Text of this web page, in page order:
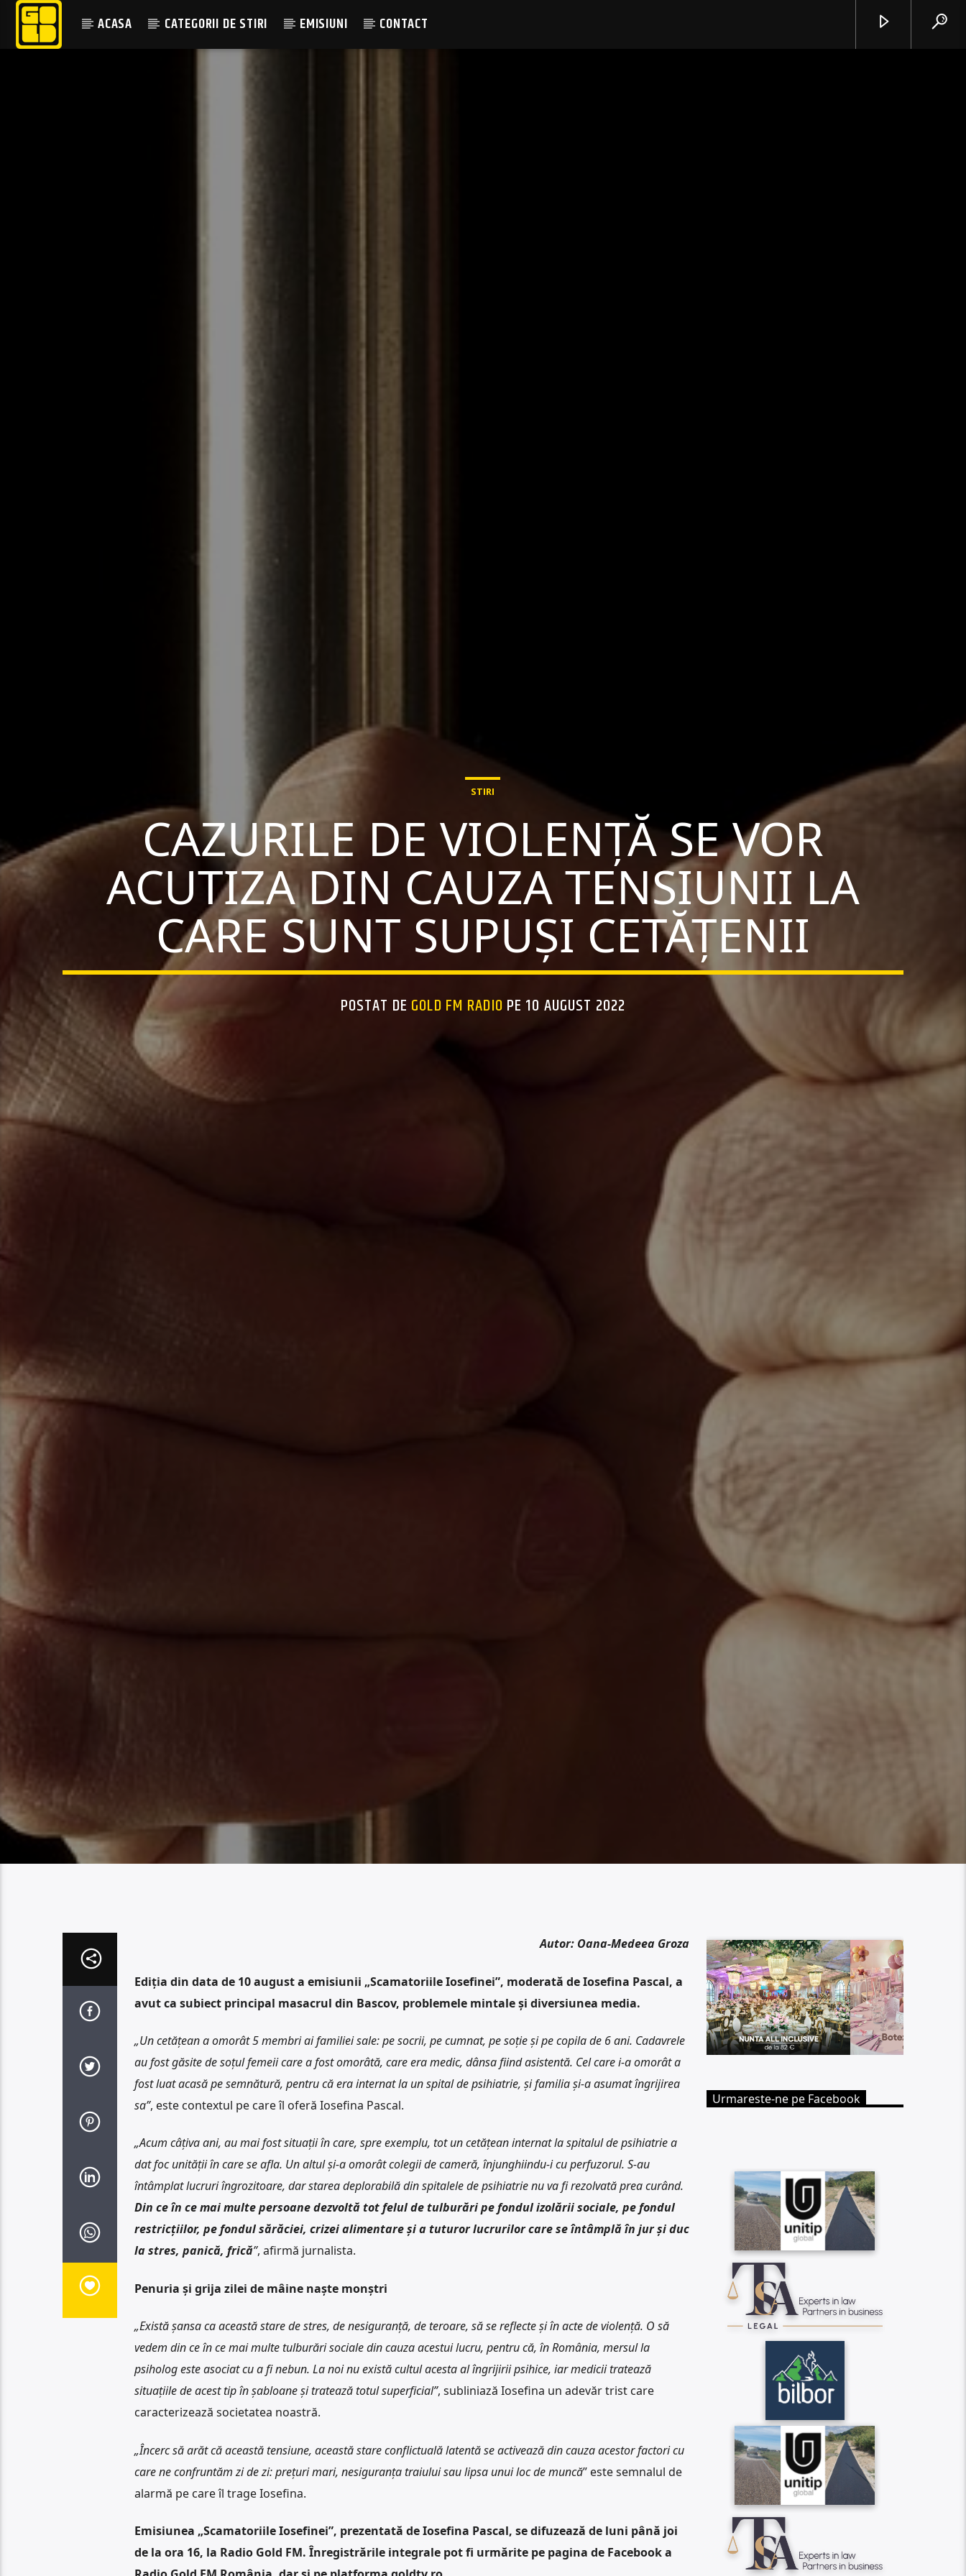
ACASA CATEGORII DE STIRI EMISIUNI CONTACT
STIRI
CAZURILE DE VIOLENȚĂ SE VOR
ACUTIZA DIN CAUZA TENSIUNII LA
CARE SUNT SUPUȘI CETĂȚENII
POSTAT DE GOLD FM RADIO PE 10 AUGUST 2022
Autor: Oana-Medeea Groza
Ediția din data de 10 august a emisiunii „Scamatoriile Iosefinei”, moderată de Iosefina Pascal, a
avut ca subiect principal masacrul din Bascov, problemele mintale și diversiunea media.
„Un cetățean a omorât 5 membri ai familiei sale: pe socrii, pe cumnat, pe soție și pe copila de 6 ani. Cadavrele
au fost găsite de soțul femeii care a fost omorâtă, care era medic, dânsa fiind asistentă. Cel care i-a omorât a
fost luat acasă pe semnătură, pentru că era internat la un spital de psihiatrie, și familia și-a asumat îngrijirea
sa”, este contextul pe care îl oferă Iosefina Pascal.
„Acum câțiva ani, au mai fost situații în care, spre exemplu, tot un cetățean internat la spitalul de psihiatrie a
dat foc unității în care se afla. Un altul și-a omorât colegii de cameră, înjunghiindu-i cu perfuzorul. S-au
întâmplat lucruri îngrozitoare, dar starea deplorabilă din spitalele de psihiatrie nu va fi rezolvată prea curând.
Din ce în ce mai multe persoane dezvoltă tot felul de tulburări pe fondul izolării sociale, pe fondul
restricțiilor, pe fondul sărăciei, crizei alimentare și a tuturor lucrurilor care se întâmplă în jur și duc
la stres, panică, frică”, afirmă jurnalista.
Penuria și grija zilei de mâine naște monștri
„Există șansa ca această stare de stres, de nesiguranță, de teroare, să se reflecte și în acte de violență. O să
vedem din ce în ce mai multe tulburări sociale din cauza acestui lucru, pentru că, în România, mersul la
psiholog este asociat cu a fi nebun. La noi nu există cultul acesta al îngrijirii psihice, iar medicii tratează
situațiile de acest tip în șabloane și tratează totul superficial”, subliniază Iosefina un adevăr trist care
caracterizează societatea noastră.
„Încerc să arăt că această tensiune, această stare conflictuală latentă se activează din cauza acestor factori cu
care ne confruntăm zi de zi: prețuri mari, nesiguranța traiului sau lipsa unui loc de muncă” este semnalul de
alarmă pe care îl trage Iosefina.
Emisiunea „Scamatoriile Iosefinei”, prezentată de Iosefina Pascal, se difuzează de luni până joi
de la ora 16, la Radio Gold FM. Înregistrările integrale pot fi urmărite pe pagina de Facebook a
Urmareste-ne pe Facebook